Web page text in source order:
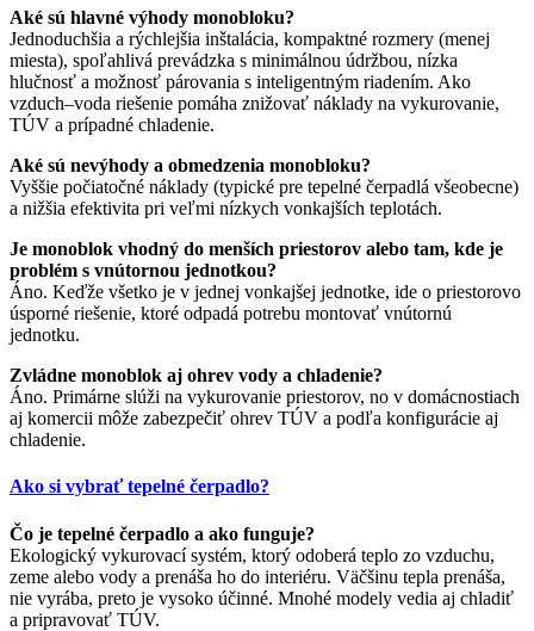
Aké sú hlavné výhody monobloku?
Jednoduchšia a rýchlejšia inštalácia, kompaktné rozmery (menej
miesta), spoľahlivá prevádzka s minimálnou údržbou, nízka
hlučnosť a možnosť párovania s inteligentným riadením. Ako
vzduch–voda riešenie pomáha znižovať náklady na vykurovanie,
TÚV a prípadné chladenie.
Aké sú nevýhody a obmedzenia monobloku?
Vyššie počiatočné náklady (typické pre tepelné čerpadlá všeobecne)
a nižšia efektivita pri veľmi nízkych vonkajších teplotách.
Je monoblok vhodný do menších priestorov alebo tam, kde je
problém s vnútornou jednotkou?
Áno. Keďže všetko je v jednej vonkajšej jednotke, ide o priestorovo
úsporné riešenie, ktoré odpadá potrebu montovať vnútornú
jednotku.
Zvládne monoblok aj ohrev vody a chladenie?
Áno. Primárne slúži na vykurovanie priestorov, no v domácnostiach
aj komercii môže zabezpečiť ohrev TÚV a podľa konfigurácie aj
chladenie.
Ako si vybrať tepelné čerpadlo?
Čo je tepelné čerpadlo a ako funguje?
Ekologický vykurovací systém, ktorý odoberá teplo zo vzduchu,
zeme alebo vody a prenáša ho do interiéru. Väčšinu tepla prenáša,
nie vyrába, preto je vysoko účinné. Mnohé modely vedia aj chladiť
a pripravovať TÚV.